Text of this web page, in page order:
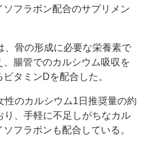
ソフラボン配合のサプリメン
骨の形成に必要な栄養素で
腸管でのカルシウム吸収を
タミンDを配合した。
のカルシウム1日推奨量の約
、手軽に不足しがちなカル
フラボンも配合している。